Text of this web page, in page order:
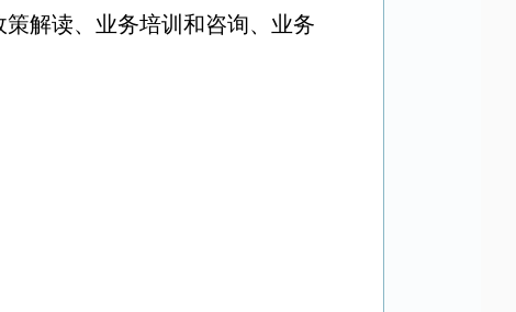
解读、业务培训和咨询、业务